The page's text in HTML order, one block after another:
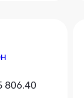
806.40